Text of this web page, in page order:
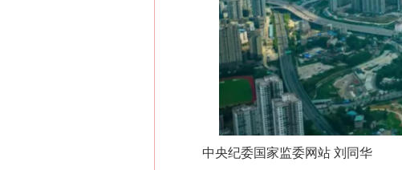
中央纪委国家监委网站 刘同华